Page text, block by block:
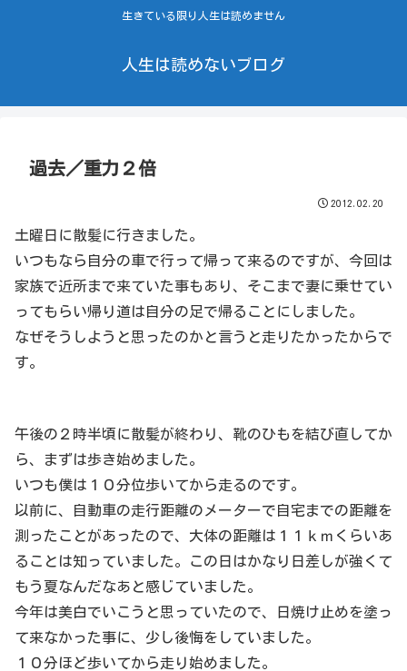
生きている限り人生は読めません
人生は読めないブログ
過去／重力２倍
2012.02.20
土曜日に散髪に行きました。
いつもなら自分の車で行って帰って来るのですが、今回は
家族で近所まで来ていた事もあり、そこまで妻に乗せてい
ってもらい帰り道は自分の足で帰ることにしました。
なぜそうしようと思ったのかと言うと走りたかったからで
す。
午後の２時半頃に散髪が終わり、靴のひもを結び直してか
ら、まずは歩き始めました。
いつも僕は１０分位歩いてから走るのです。
以前に、自動車の走行距離のメーターで自宅までの距離を
測ったことがあったので、大体の距離は１１ｋｍくらいあ
ることは知っていました。この日はかなり日差しが強くて
もう夏なんだなあと感じていました。
今年は美白でいこうと思っていたので、日焼け止めを塗っ
て来なかった事に、少し後悔をしていました。
１０分ほど歩いてから走り始めました。